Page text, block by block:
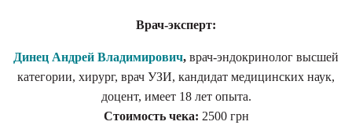
Врач-эксперт:
Динец Андрей Владимирович, врач-эндокринолог высшей
категории, хирург, врач УЗИ, кандидат медицинских наук,
доцент, имеет 18 лет опыта.
Стоимость чека: 2500 грн